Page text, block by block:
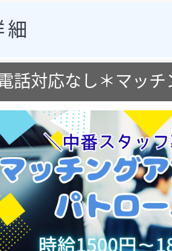
話対応なし＊マッ